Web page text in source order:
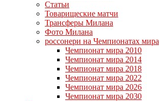
Статьи
Товарищеские матчи
Трансферы Милана
Фото Милана
россонери на Чемпионатах мира
Чемпионат мира 2010
Чемпионат мира 2014
Чемпионат мира 2018
Чемпионат мира 2022
Чемпионат мира 2026
Чемпионат мира 2030